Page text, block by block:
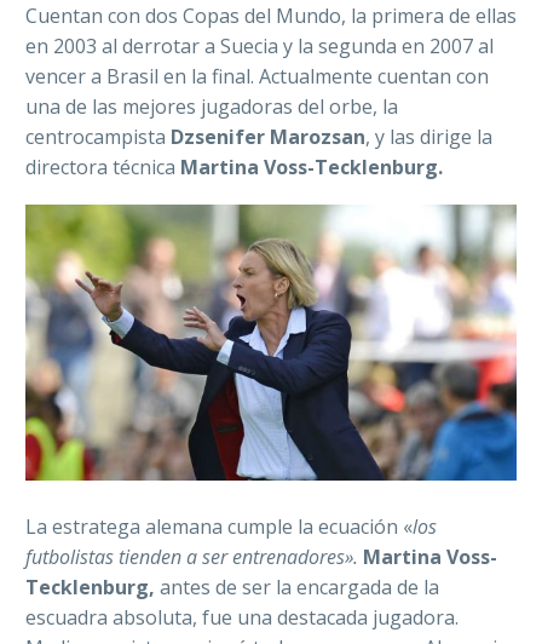
Cuentan con dos Copas del Mundo, la primera de ellas
en 2003 al derrotar a Suecia y la segunda en 2007 al
vencer a Brasil en la final. Actualmente cuentan con
una de las mejores jugadoras del orbe, la
centrocampista Dzsenifer Marozsan, y las dirige la
directora técnica Martina Voss-Tecklenburg.
La estratega alemana cumple la ecuación «los
futbolistas tienden a ser entrenadores». Martina Voss-
Tecklenburg, antes de ser la encargada de la
escuadra absoluta, fue una destacada jugadora.